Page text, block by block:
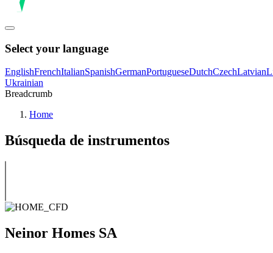
Select your language
EnglishFrenchItalianSpanishGermanPortugueseDutchCzechLatvian
Ukrainian
Breadcrumb
Home
Búsqueda de instrumentos
Neinor Homes SA